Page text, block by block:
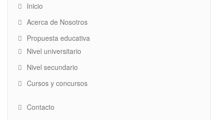
Inicio
Acerca de Nosotros
Propuesta educativa
Nivel universitario
Nivel secundario
Cursos y concursos
Contacto